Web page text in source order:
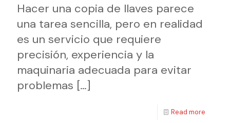
Hacer una copia de llaves parece
una tarea sencilla, pero en realidad
es un servicio que requiere
precisión, experiencia y la
maquinaria adecuada para evitar
problemas […]
Read more